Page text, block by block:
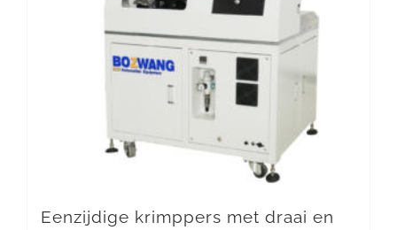
Eenzijdige krimppers met draai en